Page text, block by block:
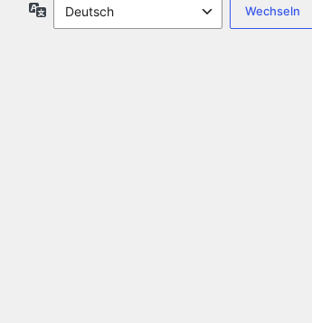
Sprache